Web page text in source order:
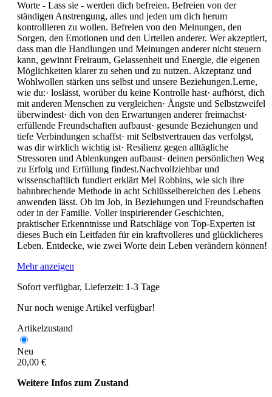
Worte - Lass sie - werden dich befreien. Befreien von der
ständigen Anstrengung, alles und jeden um dich herum
kontrollieren zu wollen. Befreien von den Meinungen, den
Sorgen, den Emotionen und den Urteilen anderer. Wer akzeptiert,
dass man die Handlungen und Meinungen anderer nicht steuern
kann, gewinnt Freiraum, Gelassenheit und Energie, die eigenen
Möglichkeiten klarer zu sehen und zu nutzen. Akzeptanz und
Wohlwollen stärken uns selbst und unsere Beziehungen.Lerne,
wie du:· loslässt, worüber du keine Kontrolle hast· aufhörst, dich
mit anderen Menschen zu vergleichen· Ängste und Selbstzweifel
überwindest· dich von den Erwartungen anderer freimachst·
erfüllende Freundschaften aufbaust· gesunde Beziehungen und
tiefe Verbindungen schaffst· mit Selbstvertrauen das verfolgst,
was dir wirklich wichtig ist· Resilienz gegen alltägliche
Stressoren und Ablenkungen aufbaust· deinen persönlichen Weg
zu Erfolg und Erfüllung findest.Nachvollziehbar und
wissenschaftlich fundiert erklärt Mel Robbins, wie sich ihre
bahnbrechende Methode in acht Schlüsselbereichen des Lebens
anwenden lässt. Ob im Job, in Beziehungen und Freundschaften
oder in der Familie. Voller inspirierender Geschichten,
praktischer Erkenntnisse und Ratschläge von Top-Experten ist
dieses Buch ein Leitfaden für ein kraftvolleres und glücklicheres
Leben. Entdecke, wie zwei Worte dein Leben verändern können!
Mehr anzeigen
Sofort verfügbar, Lieferzeit: 1-3 Tage
Nur noch wenige Artikel verfügbar!
Artikelzustand
Neu
20,00 €
Weitere Infos zum Zustand